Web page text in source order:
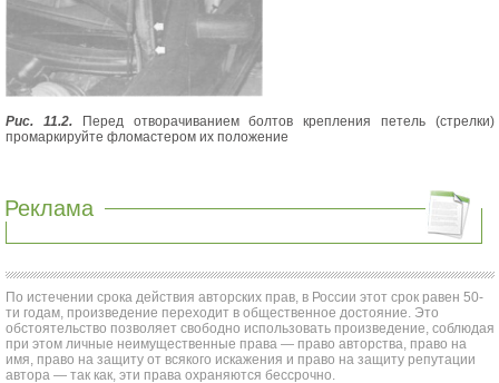
Рис. 11.2.Перед отворачиванием болтов крепления петель (стрелки)
промаркируйте фломастером их положение
Реклама
По истечении срока действия авторских прав, в России этот срок равен 50-
ти годам, произведение переходит в общественное достояние. Это
обстоятельство позволяет свободно использовать произведение, соблюдая
при этом личные неимущественные права — право авторства, право на
имя, право на защиту от всякого искажения и право на защиту репутации
автора — так как, эти права охраняются бессрочно.